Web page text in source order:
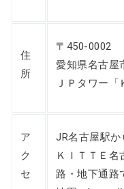
住
所
〒450-0002
愛知県名古屋
ＪＰタワー
ア
ク
セ
JR名古屋駅か
ＫＩＴＴＥ名
路・地下通路